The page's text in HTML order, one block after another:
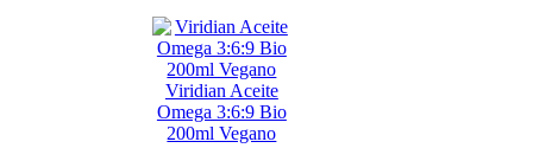
Viridian Aceite
Omega 3:6:9 Bio
200ml Vegano